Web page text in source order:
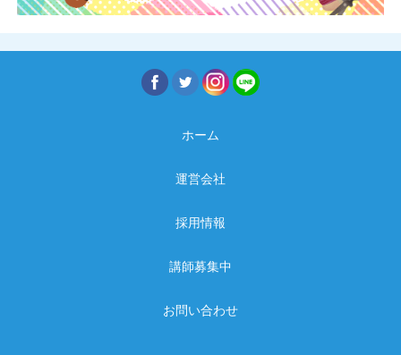
ホーム
運営会社
採用情報
講師募集中
お問い合わせ